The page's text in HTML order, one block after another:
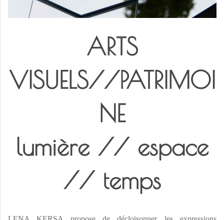
ARTS
VISUELS//PATRIMOI
NE
lumière // espace
// temps